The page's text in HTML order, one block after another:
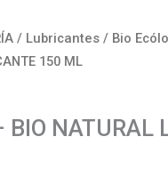
/ Lubricantes / Bio
150 ML
BIO NATURAL